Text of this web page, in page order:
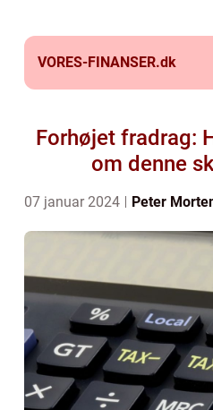
VORES-FINANSER.dk
Forhøjet fradrag:
om denne
07 januar 2024 Peter